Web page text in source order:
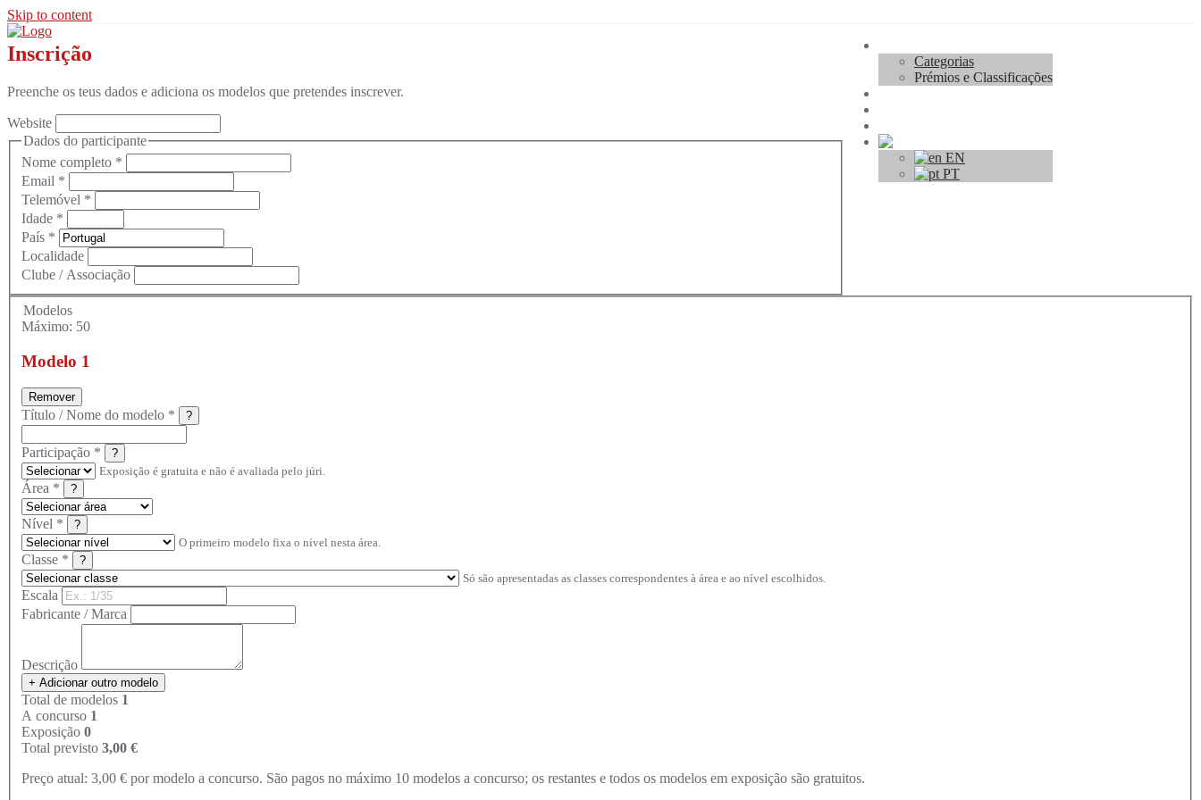
Skip to content
Categorias
Prémios e Classificações
EN
PT
Inscrição
Preenche os teus dados e adiciona os modelos que pretendes inscrever.
Website
Dados do participante
Nome completo *
Email *
Telemóvel *
Idade *
País *
Localidade
Clube / Associação
Modelos
Máximo: 50
Modelo 1
Remover
Título / Nome do modelo * ?
Participação *
?
Exposição é gratuita e não é avaliada pelo júri.
Área * ?
Nível *
?
O primeiro modelo fixa o nível nesta área.
Classe *
?
Só são apresentadas as classes correspondentes à área e ao nível escolhidos.
Escala
Fabricante / Marca
Descrição
+ Adicionar outro modelo
Total de modelos 1
A concurso 1
Exposição 0
Total previsto 3,00 €
Preço atual: 3,00 € por modelo a concurso. São pagos no máximo 10 modelos a concurso; os restantes e todos os modelos em exposição são gratuitos.